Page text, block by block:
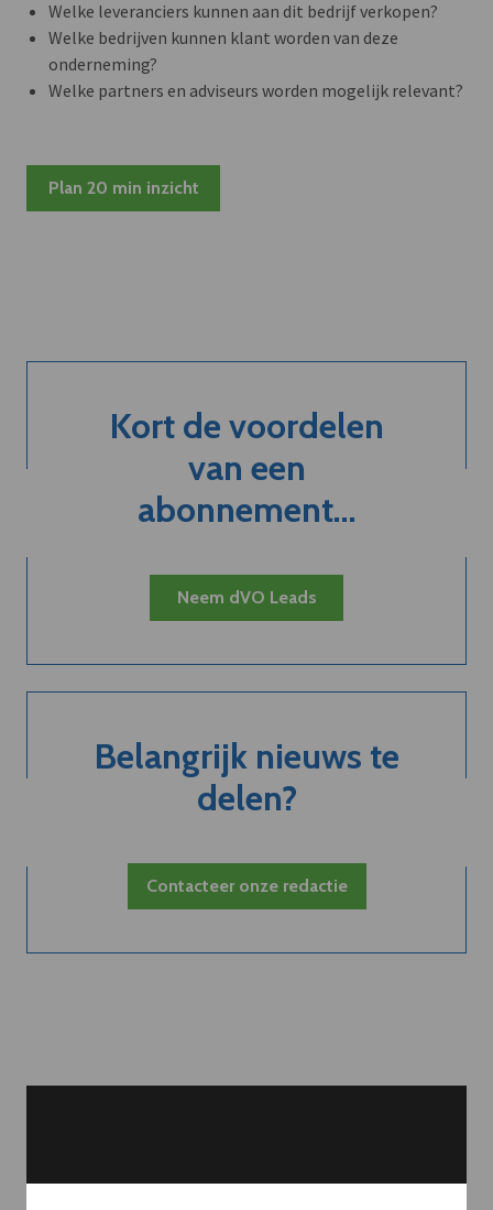
Welke leveranciers kunnen aan dit bedrijf verkopen?
Welke bedrijven kunnen klant worden van deze
onderneming?
Welke partners en adviseurs worden mogelijk relevant?
Plan 20 min inzicht
Kort de voordelen
van een
abonnement...
Neem dVO Leads
Belangrijk nieuws te
delen?
Contacteer onze redactie